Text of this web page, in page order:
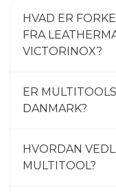
HVAD ER
FRA
VICTORINOX?
ER
DANMARK?
HVORDAN
MULTITOOL?